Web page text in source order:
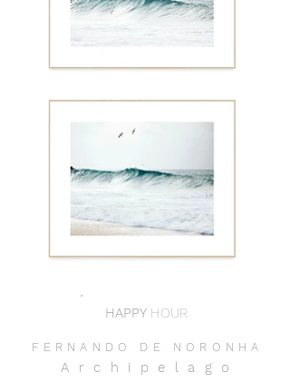
HAPPY HOUR
FERNANDO DE NORONHA
Archipelag o